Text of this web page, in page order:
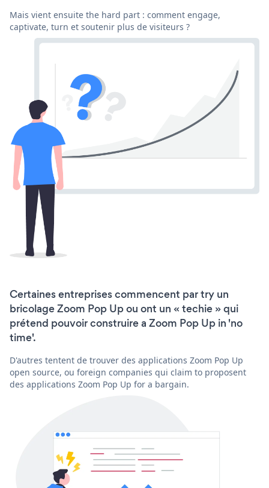
Mais vient ensuite the hard part : comment engage,
captivate, turn et soutenir plus de visiteurs ?
Certaines entreprises commencent par try un
bricolage Zoom Pop Up ou ont un « techie » qui
prétend pouvoir construire a Zoom Pop Up in 'no
time'.
D'autres tentent de trouver des applications Zoom Pop Up
open source, ou foreign companies qui claim to proposent
des applications Zoom Pop Up for a bargain.